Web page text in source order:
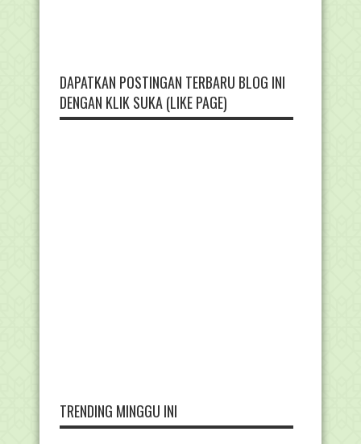
DAPATKAN POSTINGAN TERBARU BLOG INI
DENGAN KLIK SUKA (LIKE PAGE)
TRENDING MINGGU INI